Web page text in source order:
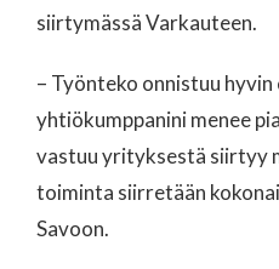
siirtymässä Varkauteen.
– Työnteko onnistuu
yhtiökumppanini menee
vastuu yrityksestä siirtyy
toiminta siirretään
Savoon.